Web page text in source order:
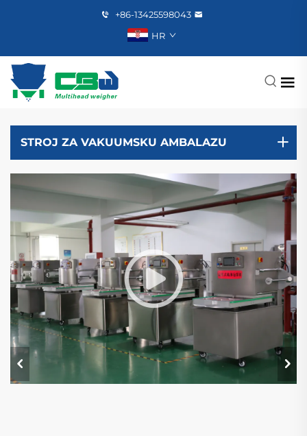
+86-13425598043
HR
STROJ ZA VAKUUMSKU AMBALAZU